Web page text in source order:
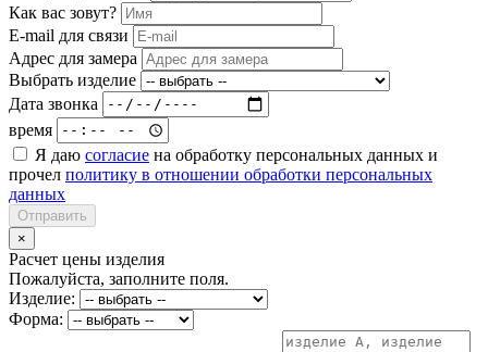
Как вас зовут?
E-mail для связи
Адрес для замера
Выбрать изделие
Дата звонка
время
Я даю согласие на обработку персональных данных и
прочел политику в отношении обработки персональных
данных
Отправить
×
Расчет цены изделия
Пожалуйста, заполните поля.
Изделие:
Форма: